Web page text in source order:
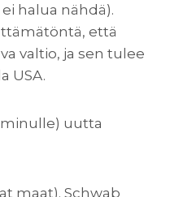
halua nähdä).
että
valtio, ja sen tulee
USA.
minulle) uutta
maat). Schwab